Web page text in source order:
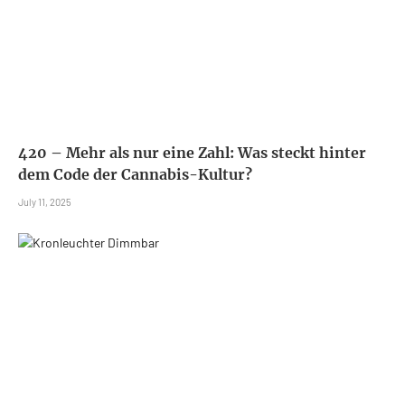
420 – Mehr als nur eine Zahl: Was steckt hinter
dem Code der Cannabis-Kultur?
July 11, 2025